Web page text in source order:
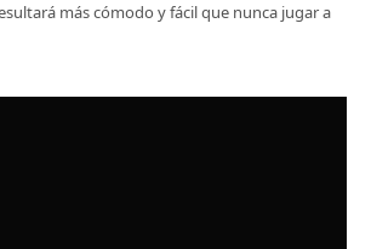
más cómodo y fácil que nunca jugar a